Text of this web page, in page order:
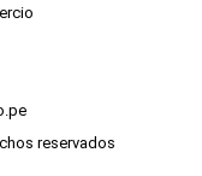
reservados